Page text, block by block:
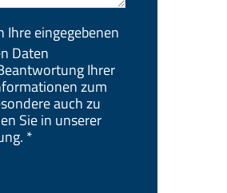
Ihre eingegebenen
Daten
Ihrer
zum
auch zu
Sie in unserer
*